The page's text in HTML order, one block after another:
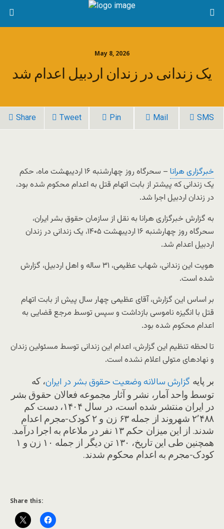
May 8, 2026
یک زندانی در زندان اردبیل اعدام شد
Share Tweet Pin Mail SMS
خبرگزاری هرانا
– سحرگاه روز چهارشنبه ۱۶ اردیبهشت ماه، حکم
یک زندانی که پیشتر از بابت اتهام قتل به اعدام محکوم شده بود،
در زندان اردبیل اجرا شد.
به گزارش خبرگزاری هرانا به نقل از سازمان حقوق بشر ایران،
سحرگاه روز چهارشنبه ۱۶ اردیبهشت ۱۴۰۵، یک زندانی در زندان
اردبیل اعدام شد.
هویت این زندانی، شهاب عظیمی، ۳۱ ساله و اهل اردبیل، گزارش
شده است.
بر اساس این گزارش، آقای عظیمی چهار سال پیش از بابت اتهام
قتل با انگیزه ناموسی بازداشت و سپس توسط مرجع قضایی به
اعدام محکوم شده بود.
تا لحظه تنظیم این گزارش، اعدام این زندانی توسط مسئولین زندان
و نهادهای متولی اعلام نشده است.
بر پایه گزارش سالانه وضعیت حقوق بشر در ایران، که
توسط واحد آمار، نشر و آثار مجموعه فعالان حقوق بشر
در ایران منتشر شده است، در سال ۱۴۰۴، دست کم
۲٬۴۸۸ شهروند از جمله ۶۳ زن و ۲ کودک-مجرم اعدام
شدند. از این میزان حکم ۱۳ نفر در ملاعام به اجرا درآمد.
همچنین طی این تاریخ، ۱۳۰ تن دیگر از جمله ۱۰ زن و ۱
کودک-مجرم به اعدام محکوم شدند.
Share this: